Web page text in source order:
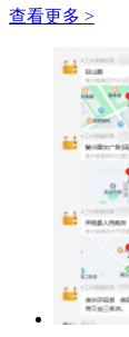
查看更多 >